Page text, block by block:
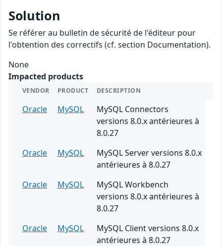
Solution
Se référer au bulletin de sécurité de l'éditeur pour
l'obtention des correctifs (cf. section Documentation).
None
Impacted products
VENDOR PRODUCT DESCRIPTION
Oracle MySQL
MySQL Connectors
versions 8.0.x antérieures à
8.0.27
Oracle
MySQL
MySQL Server versions 8.0.x
antérieures à 8.0.27
Oracle
MySQL
MySQL Workbench
versions 8.0.x antérieures à
8.0.27
Oracle
MySQL
MySQL Client versions 8.0.x
antérieures à 8.0.27